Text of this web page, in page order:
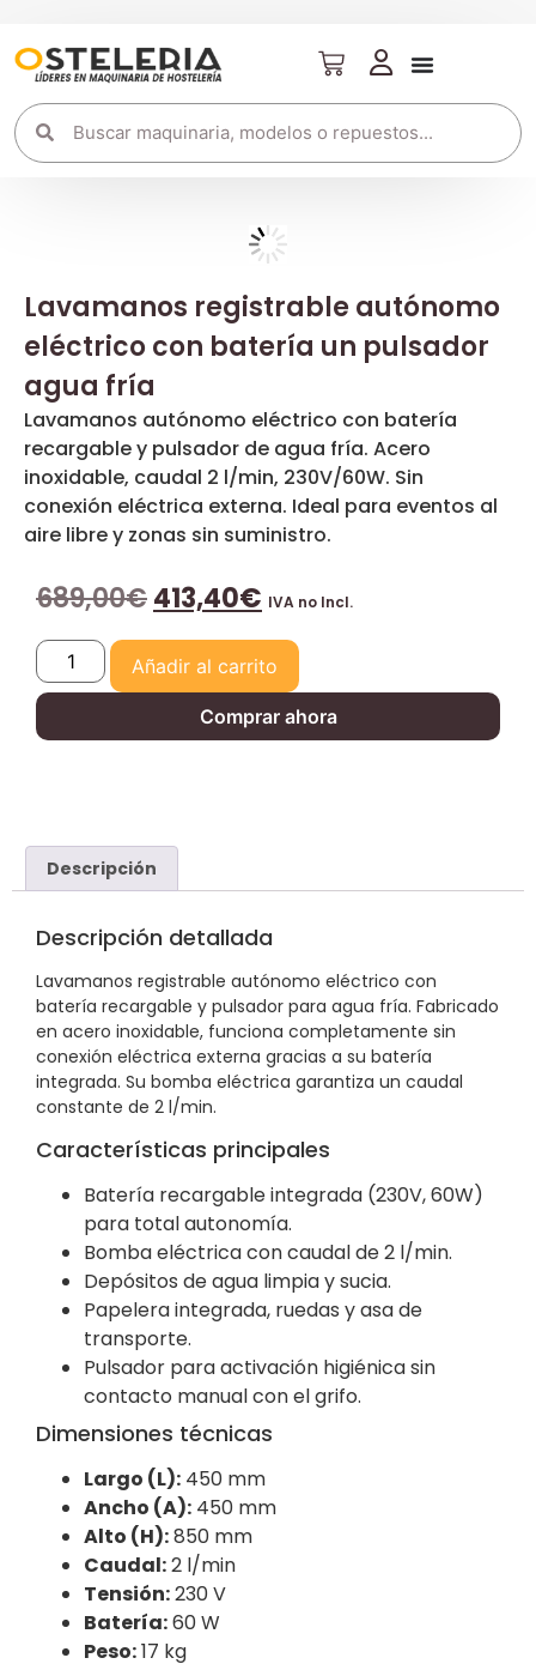
Lavamanos registrable autónomo
eléctrico con batería un pulsador
agua fría
Lavamanos autónomo eléctrico con batería
recargable y pulsador de agua fría. Acero
inoxidable, caudal 2 l/min, 230V/60W. Sin
conexión eléctrica externa. Ideal para eventos al
aire libre y zonas sin suministro.
689,00€413,40€ IVA no Incl.
Añadir al carrito
Comprar ahora
Descripción
Descripción detallada
Lavamanos registrable autónomo eléctrico con
batería recargable y pulsador para agua fría. Fabricado
en acero inoxidable, funciona completamente sin
conexión eléctrica externa gracias a su batería
integrada. Su bomba eléctrica garantiza un caudal
constante de 2 l/min.
Características principales
Batería recargable integrada (230V, 60W)
para total autonomía.
Bomba eléctrica con caudal de 2 l/min.
Depósitos de agua limpia y sucia.
Papelera integrada, ruedas y asa de
transporte.
Pulsador para activación higiénica sin
contacto manual con el grifo.
Dimensiones técnicas
Largo (L): 450 mm
Ancho (A): 450 mm
Alto (H):850 mm
Caudal:2 l/min
Tensión:230 V
Batería:60 W
Peso:17 kg